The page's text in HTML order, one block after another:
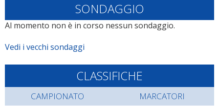
SONDAGGIO
Al momento non è in corso nessun sondaggio.
Vedi i vecchi sondaggi
CLASSIFICHE
CAMPIONATO MARCATORI